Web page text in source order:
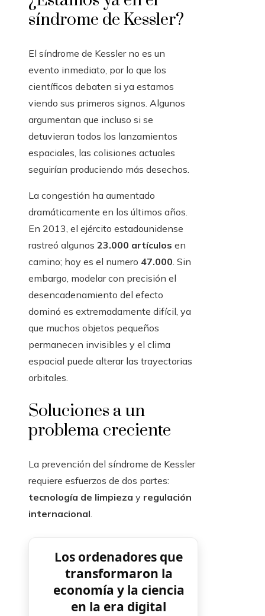
síndrome de Kessler?
El síndrome de Kessler no es un
evento inmediato, por lo que los
científicos debaten si ya estamos
viendo sus primeros signos. Algunos
argumentan que incluso si se
detuvieran todos los lanzamientos
espaciales, las colisiones actuales
seguirían produciendo más desechos.
La congestión ha aumentado
dramáticamente en los últimos años.
En 2013, el ejército estadounidense
rastreó algunos 23.000 artículos en
camino; hoy es el numero 47.000. Sin
embargo, modelar con precisión el
desencadenamiento del efecto
dominó es extremadamente difícil, ya
que muchos objetos pequeños
permanecen invisibles y el clima
espacial puede alterar las trayectorias
orbitales.
Soluciones a un
problema creciente
La prevención del síndrome de Kessler
requiere esfuerzos de dos partes:
tecnología de limpieza y regulación
internacional.
Los ordenadores que
transformaron la
economía y la ciencia
en la era digital